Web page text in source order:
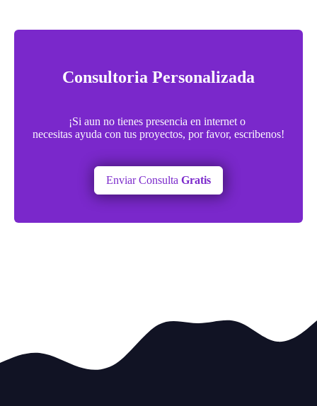
Consultoria Personalizada
¡Si aun no tienes presencia en internet o
necesitas ayuda con tus proyectos, por favor, escribenos!
Enviar Consulta Gratis